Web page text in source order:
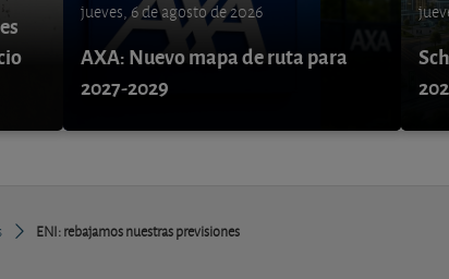
jueves, 6 de agosto de 2026
AXA: Nuevo mapa de ruta para
2027-2029
ENI: rebajamos nuestras previsiones